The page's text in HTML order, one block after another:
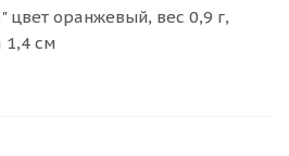
оранжевый, вес 0,9 г,
1,4 см